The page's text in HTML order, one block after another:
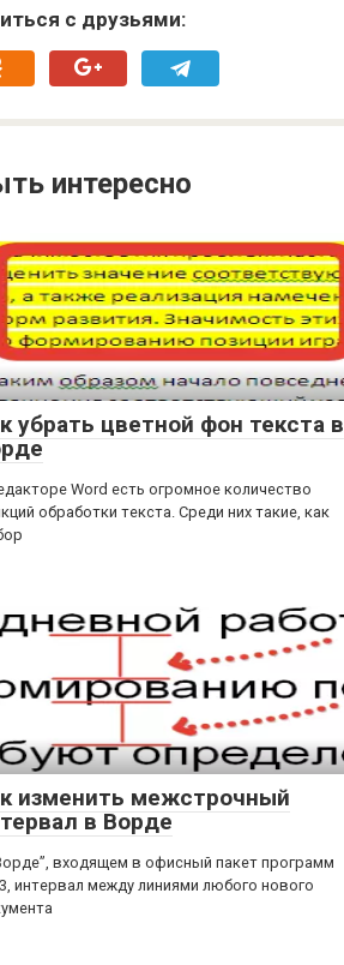
с друзьями:
интересно
убрать цветной фон текста в
Word есть огромное количество
обработки текста. Среди них такие, как
изменить межстрочный
в Ворде
входящем в офисный пакет программ
интервал между линиями любого нового